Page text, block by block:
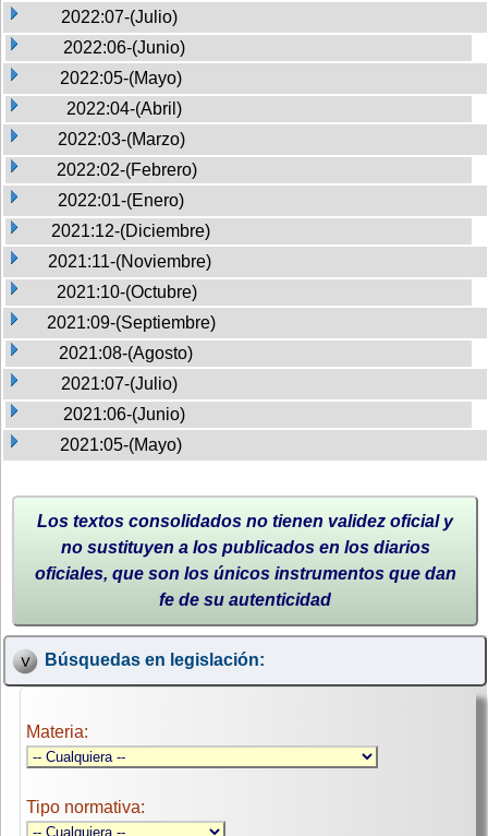
2022:07-(Julio)
2022:06-(Junio)
2022:05-(Mayo)
2022:04-(Abril)
2022:03-(Marzo)
2022:02-(Febrero)
2022:01-(Enero)
2021:12-(Diciembre)
2021:11-(Noviembre)
2021:10-(Octubre)
2021:09-(Septiembre)
2021:08-(Agosto)
2021:07-(Julio)
2021:06-(Junio)
2021:05-(Mayo)
Los textos consolidados no tienen validez oficial y
no sustituyen a los publicados en los diarios
oficiales, que son los únicos instrumentos que dan
fe de su autenticidad
Búsquedas en legislación:
Materia:
Tipo normativa: